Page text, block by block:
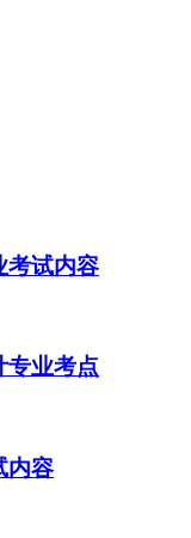
考试内容
专业考点
内容